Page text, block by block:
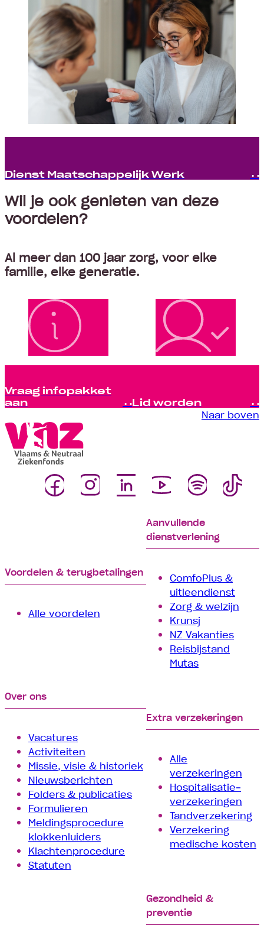
Dienst Maatschappelijk Werk
Wil je ook genieten van deze
voordelen?
Al meer dan 100 jaar zorg, voor elke
familie, elke generatie.
Vraag infopakket
aan Lid worden
Naar boven
Voordelen & terugbetalingen
Alle voordelen
Aanvullende
dienstverlening
ComfoPlus &
uitleendienst
Zorg & welzijn
Krunsj
NZ Vakanties
Reisbijstand
Mutas
Over ons
Vacatures
Activiteiten
Missie, visie & historiek
Nieuwsberichten
Folders & publicaties
Formulieren
Meldingsprocedure
klokkenluiders
Klachtenprocedure
Statuten
Extra verzekeringen
Alle
verzekeringen
Hospitalisatie­
verzekeringen
Tand­verzekering
Verzekering
medische kosten
Gezondheid &
preventie